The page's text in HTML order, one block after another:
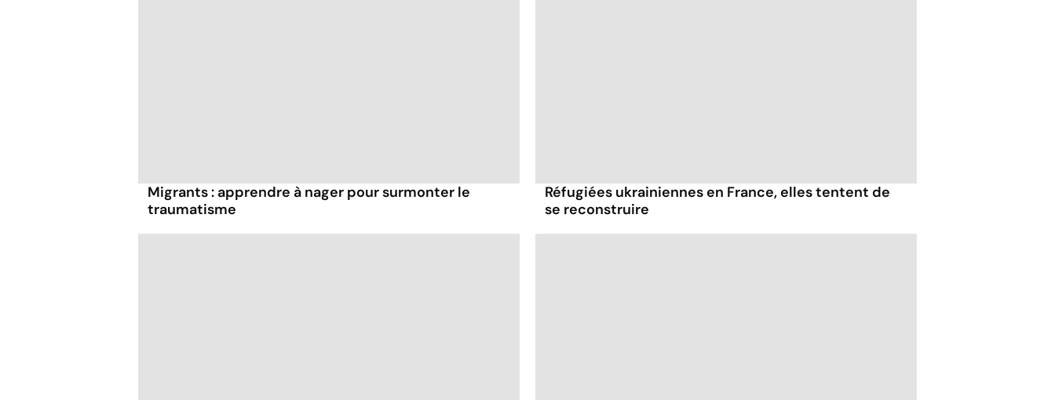
Migrants : apprendre à nager pour surmonter le
traumatisme
Réfugiées ukrainiennes en France, elles tentent de
se reconstruire